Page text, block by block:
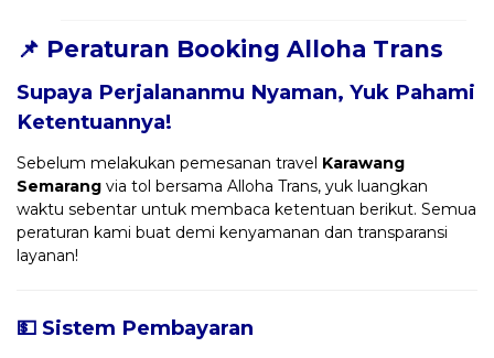
📌 Peraturan Booking Alloha Trans
Supaya Perjalananmu Nyaman, Yuk Pahami
Ketentuannya!
Sebelum melakukan pemesanan travel Karawang
Semarang via tol bersama Alloha Trans, yuk luangkan
waktu sebentar untuk membaca ketentuan berikut. Semua
peraturan kami buat demi kenyamanan dan transparansi
layanan!
💵 Sistem Pembayaran